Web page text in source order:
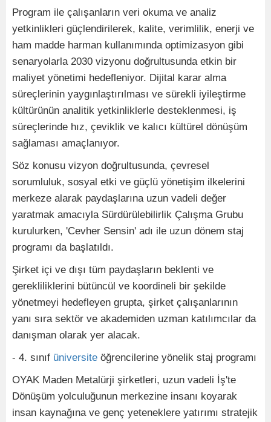
Program ile çalışanların veri okuma ve analiz
yetkinlikleri güçlendirilerek, kalite, verimlilik, enerji ve
ham madde harman kullanımında optimizasyon gibi
senaryolarla 2030 vizyonu doğrultusunda etkin bir
maliyet yönetimi hedefleniyor. Dijital karar alma
süreçlerinin yaygınlaştırılması ve sürekli iyileştirme
kültürünün analitik yetkinliklerle desteklenmesi, iş
süreçlerinde hız, çeviklik ve kalıcı kültürel dönüşüm
sağlaması amaçlanıyor.
Söz konusu vizyon doğrultusunda, çevresel
sorumluluk, sosyal etki ve güçlü yönetişim ilkelerini
merkeze alarak paydaşlarına uzun vadeli değer
yaratmak amacıyla Sürdürülebilirlik Çalışma Grubu
kurulurken, 'Cevher Sensin' adı ile uzun dönem staj
programı da başlatıldı.
Şirket içi ve dışı tüm paydaşların beklenti ve
gerekliliklerini bütüncül ve koordineli bir şekilde
yönetmeyi hedefleyen grupta, şirket çalışanlarının
yanı sıra sektör ve akademiden uzman katılımcılar da
danışman olarak yer alacak.
- 4. sınıf üniversite öğrencilerine yönelik staj programı
OYAK Maden Metalürji şirketleri, uzun vadeli İş'te
Dönüşüm yolculuğunun merkezine insanı koyarak
insan kaynağına ve genç yeteneklere yatırımı stratejik